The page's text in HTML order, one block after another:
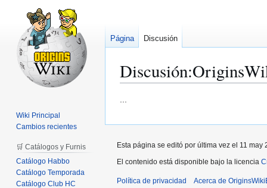
Discusión:
la
la
...
Página Discusión
Wiki Principal
Cambios recientes
🛒 Catálogos y Furnis
Catálogo Habbo
Catálogo Temporada
Catálogo Club HC
Esta página se editó por última vez el 11 may
El contenido está disponible bajo la licencia
Política de privacidad Acerca de